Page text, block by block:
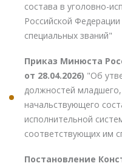
состава в уголовно-
Российской
специальных званий"
Приказ Минюста
от 28.04.2026) "Об
должностей
начальствующего
исполнительной
соответствующих им
Постановление